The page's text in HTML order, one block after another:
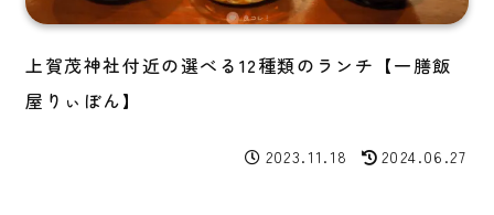
上賀茂神社付近の選べる12種類のランチ【一膳飯
屋りぃぼん】
2023.11.18 2024.06.27